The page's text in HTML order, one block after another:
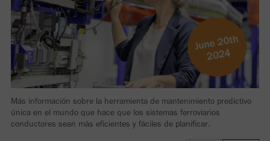
Más información sobre la herramienta de mantenimiento predictivo
única en el mundo que hace que los sistemas ferroviarios
conductores sean más eficientes y fáciles de planificar.